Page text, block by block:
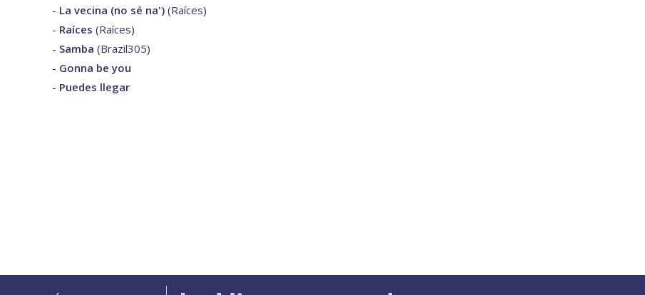
- La vecina (no sé na') (Raíces)
- Raíces (Raíces)
- Samba (Brazil305)
- Gonna be you
- Puedes llegar